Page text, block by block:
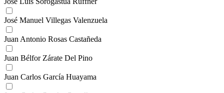
José Manuel Villegas Valenzuela
Juan Antonio Rosas Castañeda
Juan Bélfor Zárate Del Pino
Juan Carlos García Huayama